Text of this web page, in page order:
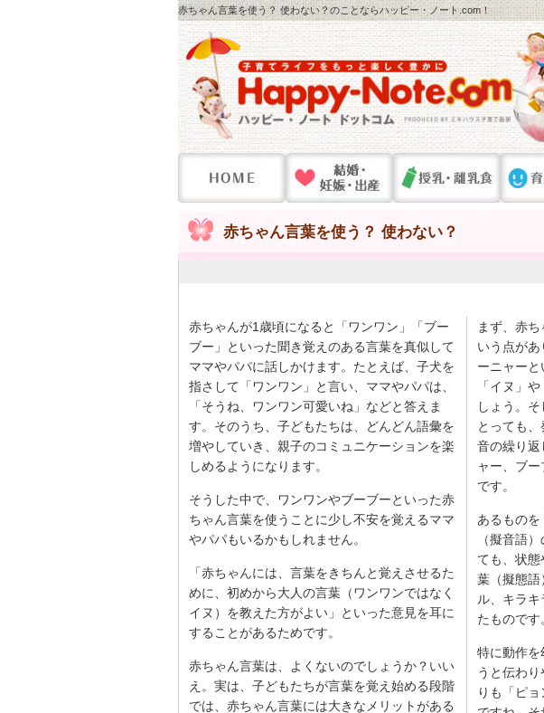
赤ちゃん言葉を使う？ 使わない？のことならハッピー・ノート.com！
赤ちゃん言葉を使う？ 使わない？
赤ちゃんが1歳頃になると「ワンワン」「ブー
ブー」といった聞き覚えのある言葉を真似して
ママやパパに話しかけます。たとえば、子犬を
指さして「ワンワン」と言い、ママやパパは、
「そうね、ワンワン可愛いね」などと答えま
す。そのうち、子どもたちは、どんどん語彙を
増やしていき、親子のコミュニケーションを楽
しめるようになります。
そうした中で、ワンワンやブーブーといった赤
ちゃん言葉を使うことに少し不安を覚えるママ
やパパもいるかもしれません。
「赤ちゃんには、言葉をきちんと覚えさせるた
めに、初めから大人の言葉（ワンワンではなく
イヌ）を教えた方がよい」といった意見を耳に
することがあるためです。
赤ちゃん言葉は、よくないのでしょうか？いい
え。実は、子どもたちが言葉を覚え始める段階
では、赤ちゃん言葉には大きなメリットがある
まず、赤
いう点が
ーニャーと
「イヌ」
しょう。
とっても
音の繰り返
ャー、ブ
です。
あるもの
（擬音語
ても、状
葉（擬態語
ル、キラ
たものです
特に動作を
うと伝わ
りも「ピ